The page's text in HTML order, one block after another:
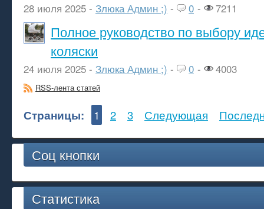
28 июля 2025 - Злюка Админ ;) - 0 - 7211
Полное руководство по выбору
коляски
24 июля 2025 - Злюка Админ ;) - 0 - 4003
RSS-лента статей
Страницы: 1 2 3 Следующая
Соц кнопки
Статистика